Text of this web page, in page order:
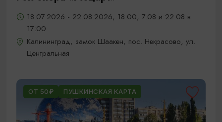
18.07.2026 - 22.08.2026, 18:00, 7.08 и 22.08 в
17:00
Калининград, замок Шаакен, пос. Некрасово, ул.
Центральная
ОТ 50₽ ПУШКИНСКАЯ КАРТА